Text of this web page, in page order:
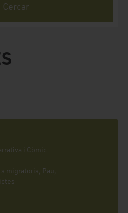
i Còmic
migratoris, Pau,